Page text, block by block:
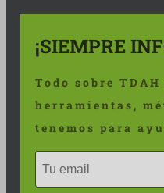
¡SIEMPRE
Todo sobre
herramientas,
tenemos para